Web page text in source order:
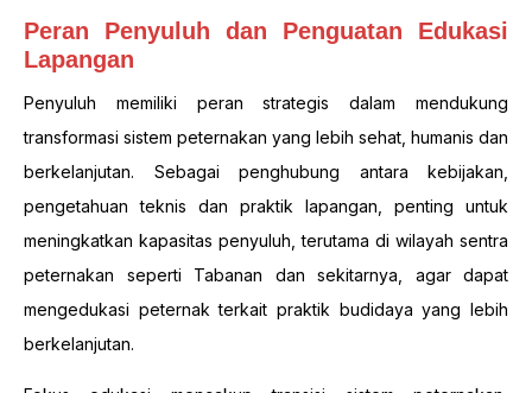
Peran Penyuluh dan Penguatan Edukasi
Lapangan
Penyuluh memiliki peran strategis dalam mendukung
transformasi sistem peternakan yang lebih sehat, humanis dan
berkelanjutan. Sebagai penghubung antara kebijakan,
pengetahuan teknis dan praktik lapangan, penting untuk
meningkatkan kapasitas penyuluh, terutama di wilayah sentra
peternakan seperti Tabanan dan sekitarnya, agar dapat
mengedukasi peternak terkait praktik budidaya yang lebih
berkelanjutan.